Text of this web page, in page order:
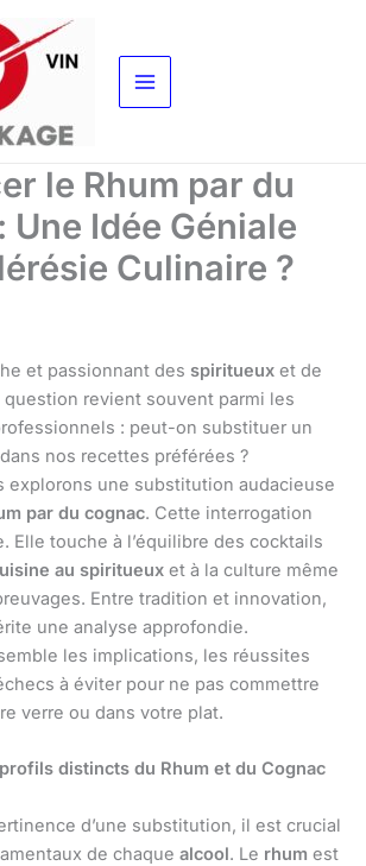
le Rhum par du
Une Idée Géniale
Culinaire ?
et passionnant des spiritueux et de
question revient souvent parmi les
: peut-on substituer un
nos recettes préférées ?
explorons une substitution audacieuse
par du cognac. Cette interrogation
Elle touche à l’équilibre des cocktails
au spiritueux et à la culture même
Entre tradition et innovation,
une analyse approfondie.
les implications, les réussites
à éviter pour ne pas commettre
verre ou dans votre plat.
distincts du Rhum et du Cognac
d’une substitution, il est crucial
de chaque alcool. Le rhum est